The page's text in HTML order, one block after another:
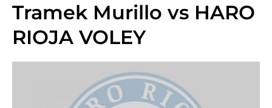
Tramek Murillo vs HARO
RIOJA VOLEY